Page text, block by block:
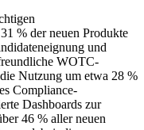
% der neuen Produkte
und
WOTC-
Nutzung um etwa 28 %
Compliance-
Dashboards zur
46 % aller neuen